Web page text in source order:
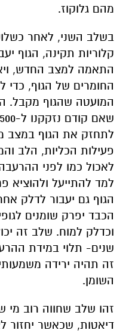
מהם גלוקוז.
בשלב השני, לאחר
קלוריות תקינה, הגוף
התאמה למצב החדש,
החומרים של הגוף, כדי
המועטה שהגוף מקבל.
לתחזק את הגוף במצב
פעילות הכליות, הלב
לאכול כמו לפני
למד להתייעל ולהוציא
הגוף גם יעבור לדלק
הכבד יפרק שומנים
וכדלק למוח. שלב זה
שנים- תלוי במידת
זה תהיה ירידה
השומן.
זהו שלב שחווה רוב
דיאטות, שכאשר יחזור